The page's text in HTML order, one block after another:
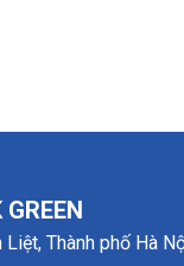
Thành phố Hà